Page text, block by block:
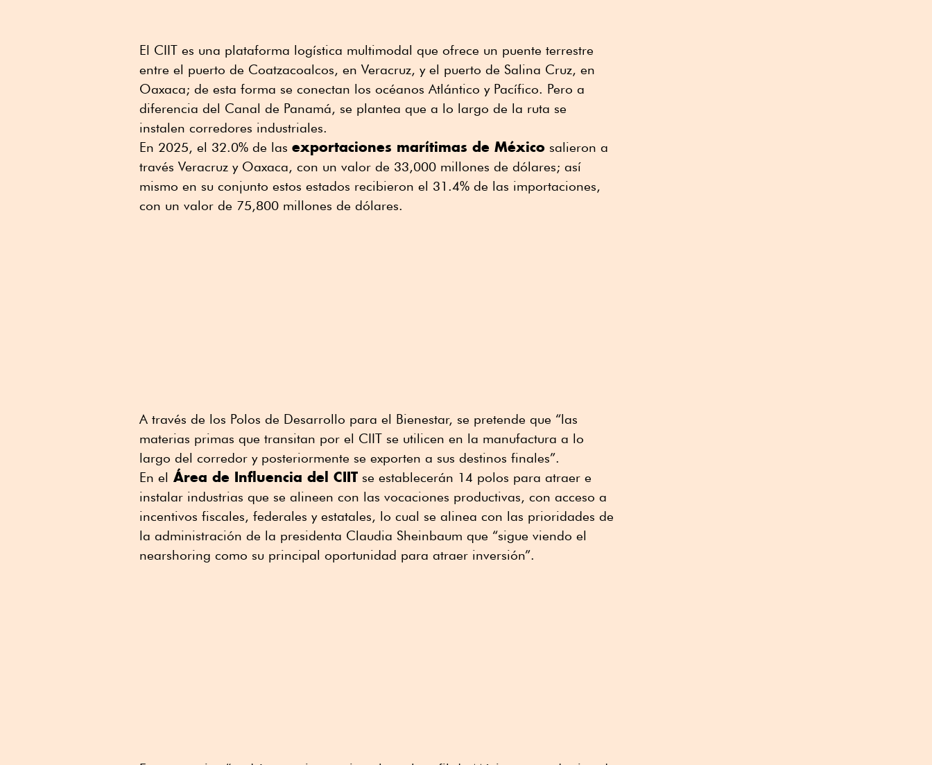
El CIIT es una plataforma logística multimodal que ofrece un puente terrestre
entre el puerto de Coatzacoalcos, en Veracruz, y el puerto de Salina Cruz, en
Oaxaca; de esta forma se conectan los océanos Atlántico y Pacífico. Pero a
diferencia del Canal de Panamá, se plantea que a lo largo de la ruta se
instalen corredores industriales.
En 2025, el 32.0% de las exportaciones marítimas de México salieron a
través Veracruz y Oaxaca, con un valor de 33,000 millones de dólares; así
mismo en su conjunto estos estados recibieron el 31.4% de las importaciones,
con un valor de 75,800 millones de dólares.
A través de los Polos de Desarrollo para el Bienestar, se pretende que “las
materias primas que transitan por el CIIT se utilicen en la manufactura a lo
largo del corredor y posteriormente se exporten a sus destinos finales”.
En el Área de Influencia del CIIT se establecerán 14 polos para atraer e
instalar industrias que se alineen con las vocaciones productivas, con acceso a
incentivos fiscales, federales y estatales, lo cual se alinea con las prioridades de
la administración de la presidenta Claudia Sheinbaum que “sigue viendo el
nearshoring como su principal oportunidad para atraer inversión”.